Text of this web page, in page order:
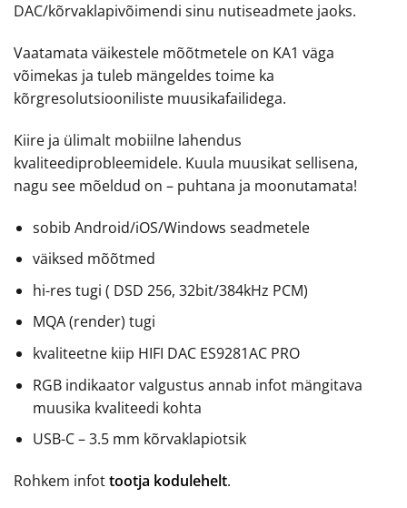
DAC/kõrvaklapivõimendi sinu nutiseadmete jaoks.
Vaatamata väikestele mõõtmetele on KA1 väga
võimekas ja tuleb mängeldes toime ka
kõrgresolutsiooniliste muusikafailidega.
Kiire ja ülimalt mobiilne lahendus
kvaliteediprobleemidele. Kuula muusikat sellisena,
nagu see mõeldud on – puhtana ja moonutamata!
sobib Android/iOS/Windows seadmetele
väiksed mõõtmed
hi-res tugi ( DSD 256, 32bit/384kHz PCM)
MQA (render) tugi
kvaliteetne kiip HIFI DAC ES9281AC PRO
RGB indikaator valgustus annab infot mängitava
muusika kvaliteedi kohta
USB-C – 3.5 mm kõrvaklapiotsik
Rohkem infottootja kodulehelt.